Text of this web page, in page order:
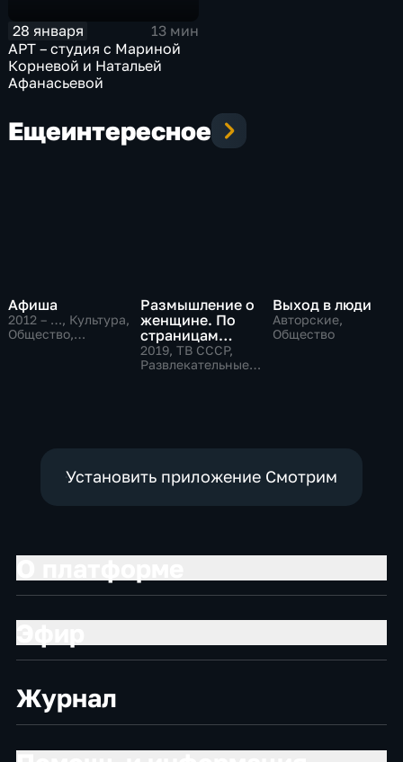
28 января
13 мин
АРТ – студия с Мариной
Корневой и Натальей
Афанасьевой
Ещеинтересное
Афиша
2012 – …, Культура,
Общество,
Размышление о
женщине. По
страницам
советского
телевидения
2019, ТВ СССР,
Развлекательные,
Выход в люди
Авторские,
Общество
Установить приложение Смотрим
Журнал